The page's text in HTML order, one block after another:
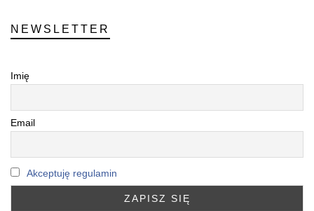
NEWSLETTER
Imię
Email
Akceptuję regulamin